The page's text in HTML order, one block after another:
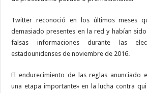
Twitter reconoció en los últimos meses
demasiado presentes en la red y habían
falsas informaciones durante las
estadounidenses de noviembre de 2016.
El endurecimiento de las reglas anunciado
una etapa importante» en la lucha contra